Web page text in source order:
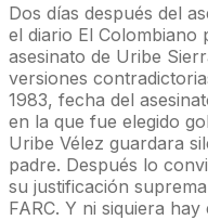
Dos días después del
el diario El Colombiano
asesinato de Uribe
versiones
1983, fecha del
en la que fue elegido
Uribe Vélez guardara
padre. Después lo
su justificación
FARC. Y ni siquiera